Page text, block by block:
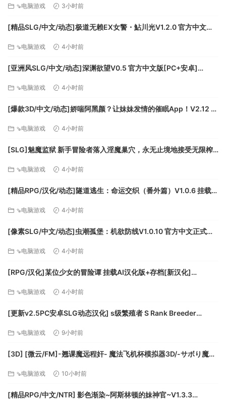
⇘电脑游戏 3小时前
[精品SLG/中文/动态]极道无赖EX女警・鮎川光V1.2.0 官方中文版
⇘电脑游戏 4小时前
[亚洲风SLG/中文/动态]深渊欲望V0.5 官方中文版[PC+安卓]
⇘电脑游戏 4小时前
[爆款3D/中文/动态]娇喘阿黑颜？让妹妹发情的催眠App！V2.12 官
⇘电脑游戏 4小时前
[SLG]魅魔监狱 新手冒险者落入淫魔巢穴，永无止境地接受无限榨
⇘电脑游戏 4小时前
[精品RPG/汉化/动态]隧道逃生：命运交织（番外篇）V1.0.6 挂载AI
⇘电脑游戏 4小时前
[像素SLG/中文/动态]虫潮孤堡：机欲防线V1.0.10 官方中文正式步
⇘电脑游戏 4小时前
[RPG/汉化]某位少女的冒险谭 挂载AI汉化版+存档[新汉化]
⇘电脑游戏 4小时前
[更新v2.5PC安卓SLG动态汉化] s级繁殖者 S Rank Breeder
⇘电脑游戏 9小时前
[3D] [微云/FM]-翘课魔远程奸- 魔法飞机杯模拟器3D/-サボり魔遠
⇘电脑游戏 10小时前
[精品RPG/中文/NTR] 影色渐染~阿斯林顿的妹神官~V1.3.3